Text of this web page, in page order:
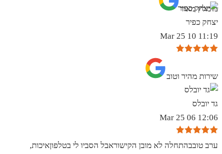
מומלץ מאוד
יצחק כפיר
11:19 10 Mar 25
שירות מהיר וטוב
גד יובלס
12:06 06 Mar 25
ערב טובבהתחלה לא מובן הקישוראבל הסביו לי בטלפוןאיכות,